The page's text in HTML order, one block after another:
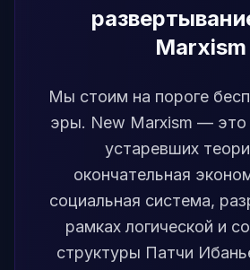
Marxism
Мы стоим на пороге
эры. New Marxism — это
устаревших
окончательная
социальная система,
рамках логической и
структуры Патчи